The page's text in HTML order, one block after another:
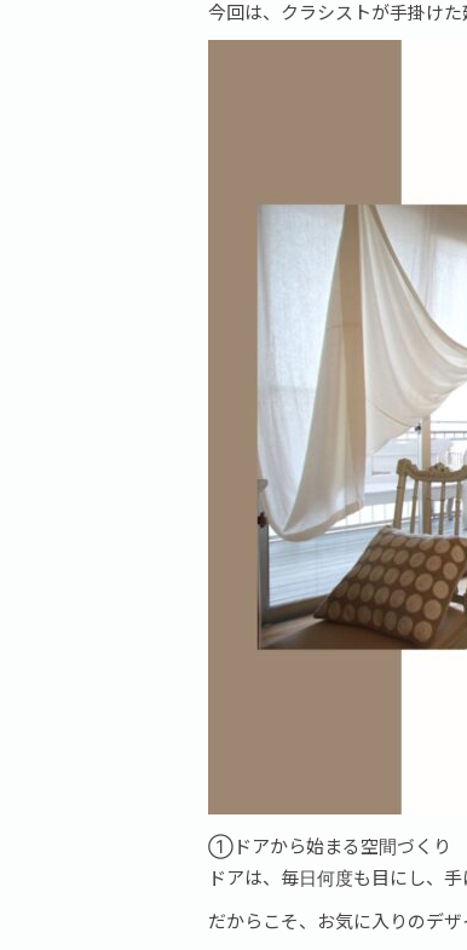
今回は、クラシストが手掛けた
①ドアから始まる空間づくり
ドアは、毎日何度も目にし、手
だからこそ、お気に入りのデ